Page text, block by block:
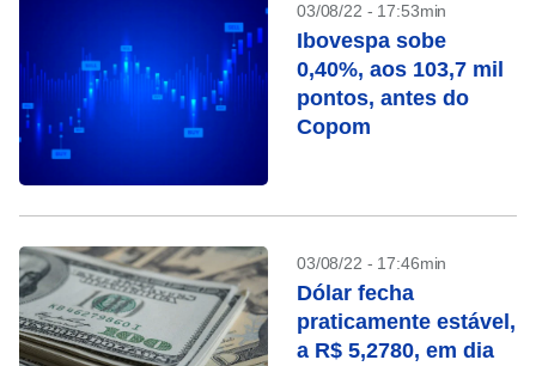
03/08/22 - 17:53min
Ibovespa sobe
0,40%, aos 103,7 mil
pontos, antes do
Copom
03/08/22 - 17:46min
Dólar fecha
praticamente estável,
a R$ 5,2780, em dia